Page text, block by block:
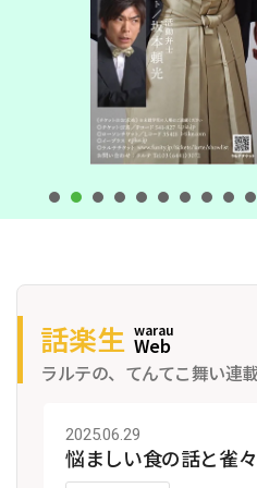
話楽生 warau
Web
ラルテの、てんてこ舞い連
2025.06.29
悩ましい食の話と雀